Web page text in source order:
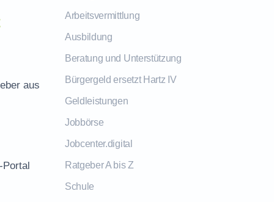
aus
Portal
Arbeitsvermittlung
Ausbildung
Beratung und Unterstützung
Bürgergeld ersetzt Hartz IV
Geldleistungen
Jobbörse
Jobcenter.digital
Ratgeber A bis Z
Schule